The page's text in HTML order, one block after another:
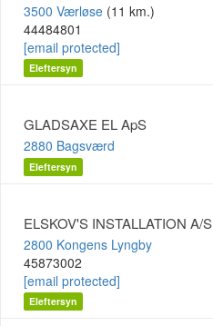
3500 Værløse (11 km.)
44484801
[email protected]
Eleftersyn
GLADSAXE EL ApS
2880 Bagsværd
Eleftersyn
ELSKOV'S INSTALLATION A/S
2800 Kongens Lyngby
45873002
[email protected]
Eleftersyn